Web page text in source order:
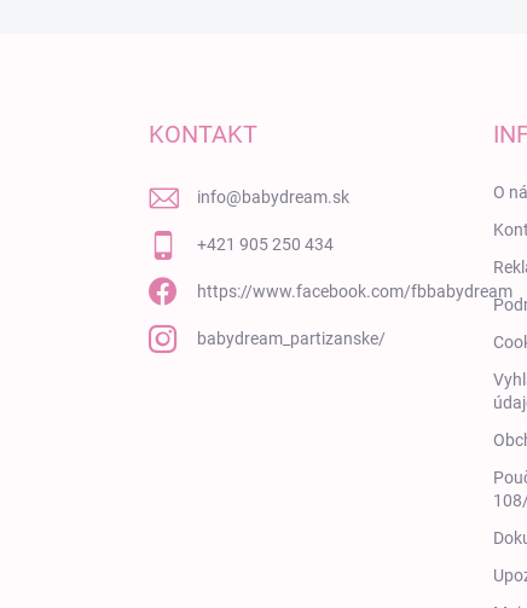
KONTAKT
info@babydream.sk
+421 905 250 434
https://www.facebook.com/fbbabydream
babydream_partizanske/
O